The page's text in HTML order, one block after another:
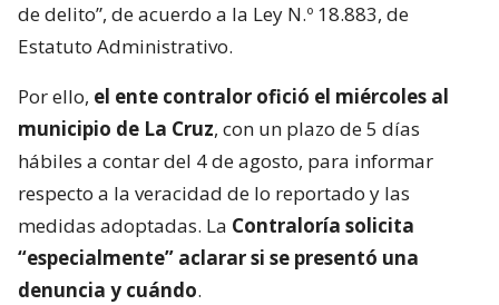
de delito”, de acuerdo a la Ley N.º 18.883, de
Estatuto Administrativo.
Por ello, el ente contralor ofició el miércoles al
municipio de La Cruz, con un plazo de 5 días
hábiles a contar del 4 de agosto, para informar
respecto a la veracidad de lo reportado y las
medidas adoptadas. La Contraloría solicita
“especialmente” aclarar si se presentó una
denuncia y cuándo.